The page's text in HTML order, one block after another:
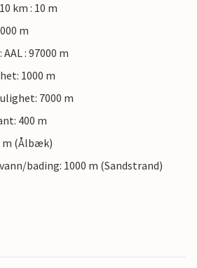
km : 10 m
m
: 97000 m
1000 m
7000 m
400 m
m (Ålbæk)
bading: 1000 m (Sandstrand)